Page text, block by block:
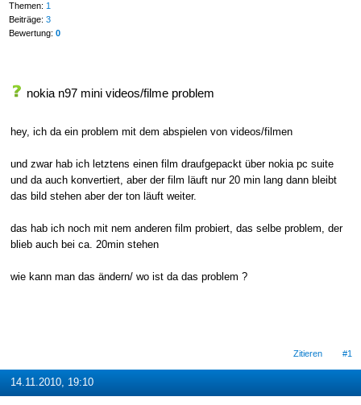
Themen: 1
Beiträge: 3
Bewertung: 0
nokia n97 mini videos/filme problem
hey, ich da ein problem mit dem abspielen von videos/filmen
und zwar hab ich letztens einen film draufgepackt über nokia pc suite
und da auch konvertiert, aber der film läuft nur 20 min lang dann bleibt
das bild stehen aber der ton läuft weiter.
das hab ich noch mit nem anderen film probiert, das selbe problem, der
blieb auch bei ca. 20min stehen
wie kann man das ändern/ wo ist da das problem ?
Zitieren #1
14.11.2010, 19:10